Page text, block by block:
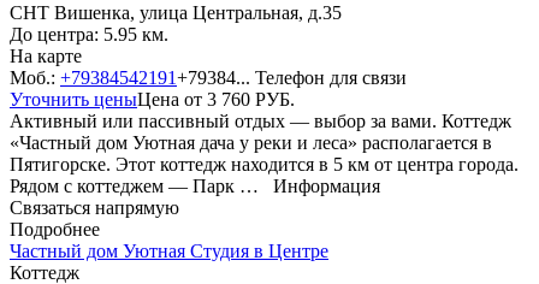
СНТ Вишенка, улица Центральная, д.35
До центра: 5.95 км.
На карте
Моб.: +79384542191+79384... Телефон для связи
Уточнить ценыЦена от 3 760 РУБ.
Активный или пассивный отдых — выбор за вами. Коттедж
«Частный дом Уютная дача у реки и леса» располагается в
Пятигорске. Этот коттедж находится в 5 км от центра города.
Рядом с коттеджем — Парк … Информация
Связаться напрямую
Подробнее
Частный дом Уютная Студия в Центре
Коттедж